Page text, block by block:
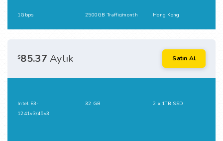
1Gbps 2500GB Traffic/month Hong Kong
$85.37Aylık Satın Al
Intel E3-
1241v3/45v3
32 GB 2 x 1TB SSD